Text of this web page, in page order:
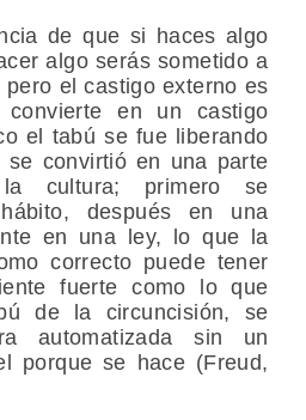
de que si haces algo
algo serás sometido a
el castigo externo es
en un castigo
el tabú se fue liberando
convirtió en una parte
cultura; primero se
después en una
en una ley, lo que la
correcto puede tener
fuerte como lo que
de la circuncisión, se
automatizada sin un
porque se hace (Freud,